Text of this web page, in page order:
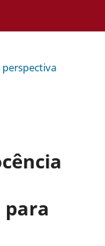
perspectiva
para